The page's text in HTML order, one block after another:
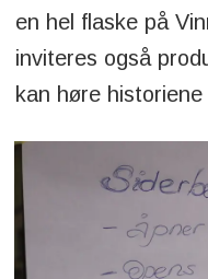
en hel flaske på
inviteres også
kan høre